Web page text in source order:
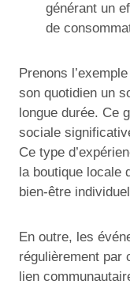
générant un
de
Prenons
son quotidien un
longue durée. Ce
sociale
Ce type
la boutique locale
bien-être
En outre, les
régulièrement par
lien